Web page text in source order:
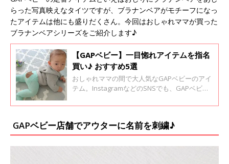
らった写真映えなタイツですが、ブラナンベアがモチーフになっ
たアイテムは他にも盛りだくさん。今回はおしゃれママが買った
ブラナンベアシリーズをご紹介します♪
【GAPベビー】一目惚れアイテムを指名
買い♪ おすすめ5選
おしゃれママの間で大人気なGAPベビーのアイ
テム。InstagramなどのSNSでも、GAPベビー
回は冬の定番ブラナンベアタイツをはじめとし
GAPベビー店舗でアウターに名前を刺繍♪